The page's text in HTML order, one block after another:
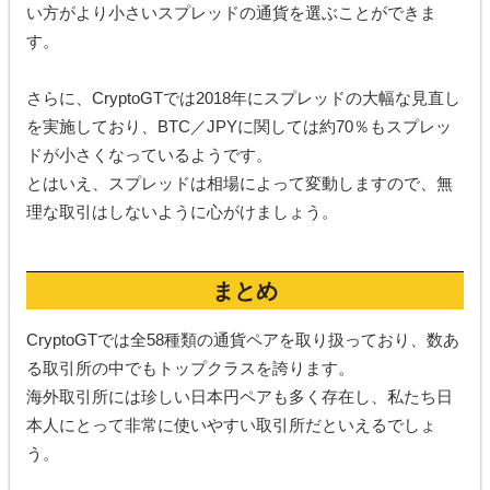
い方がより小さいスプレッドの通貨を選ぶことができま
す。
さらに、CryptoGTでは2018年にスプレッドの大幅な見直し
を実施しており、BTC／JPYに関しては約70％もスプレッ
ドが小さくなっているようです。
とはいえ、スプレッドは相場によって変動しますので、無
理な取引はしないように心がけましょう。
まとめ
CryptoGTでは全58種類の通貨ペアを取り扱っており、数あ
る取引所の中でもトップクラスを誇ります。
海外取引所には珍しい日本円ペアも多く存在し、私たち日
本人にとって非常に使いやすい取引所だといえるでしょ
う。